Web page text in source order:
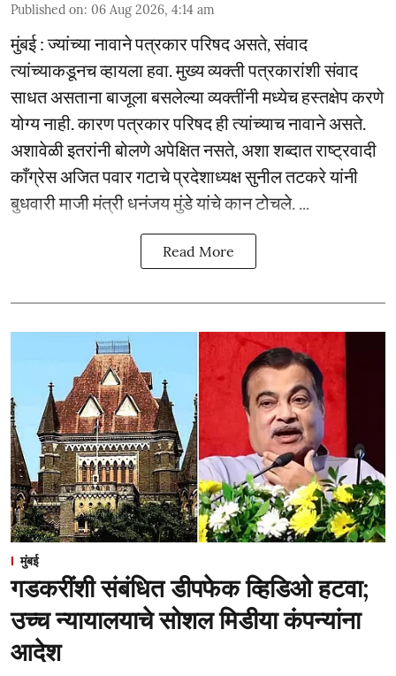
Published on: 06 Aug 2026, 4:14 am
मुंबई : ज्यांच्या नावाने पत्रकार परिषद असते, संवाद
त्यांच्याकडूनच व्हायला हवा. मुख्य व्यक्ती पत्रकारांशी संवाद
साधत असताना बाजूला बसलेल्या व्यक्तींनी मध्येच हस्तक्षेप करणे
योग्य नाही. कारण पत्रकार परिषद ही त्यांच्याच नावाने असते.
अशावेळी इतरांनी बोलणे अपेक्षित नसते, अशा शब्दात राष्ट्रवादी
काँग्रेस अजित पवार गटाचे प्रदेशाध्यक्ष सुनील तटकरे यांनी
बुधवारी माजी मंत्री धनंजय मुंडे यांचे कान टोचले. ...
Read More
मुंबई
गडकरींशी संबंधित डीपफेक व्हिडिओ हटवा;
उच्च न्यायालयाचे सोशल मिडीया कंपन्यांना
आदेश